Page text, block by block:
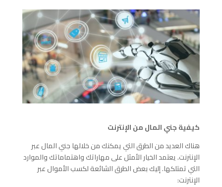
كيفية جني المال من الإنترنت
هناك العديد من الطرق التي يمكنك من خلالها جني المال عبر
الإنترنت. يعتمد الخيار الأمثل على مهاراتك واهتماماتك والموارد
التي تمتلكها. إليك بعض الطرق الشائعة لكسب الأموال عبر
الإنترنت: